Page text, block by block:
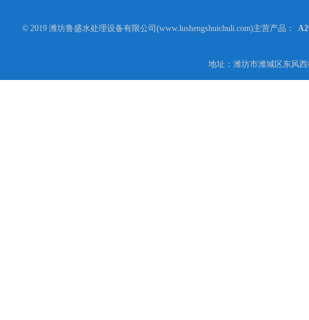
© 2019 潍坊鲁盛水处理设备有限公司(www.lushengshuichuli.com)主营产品：
地址：潍坊市潍城区东风